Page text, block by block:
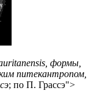
формы,
питекантропом,
; по П. Грассэ">